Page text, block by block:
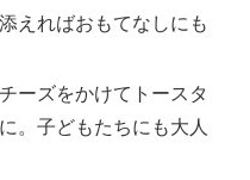
えればおもてなしにも
ーズをかけてトースタ
。子どもたちにも大人